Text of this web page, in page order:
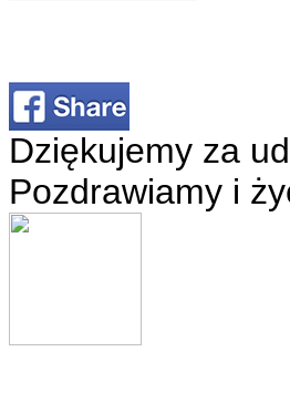
Dziękujemy za
Pozdrawiamy i